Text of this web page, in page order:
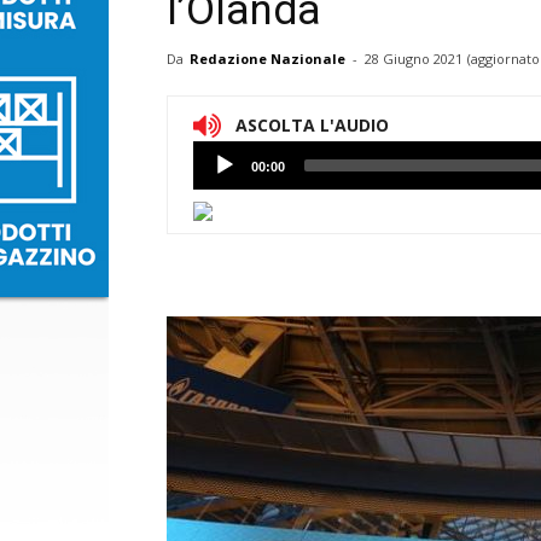
l’Olanda
Da Redazione Nazionale - 28 Giugno 2021
ASCOLTA L'AUDIO
Lettore
Audio
00:00